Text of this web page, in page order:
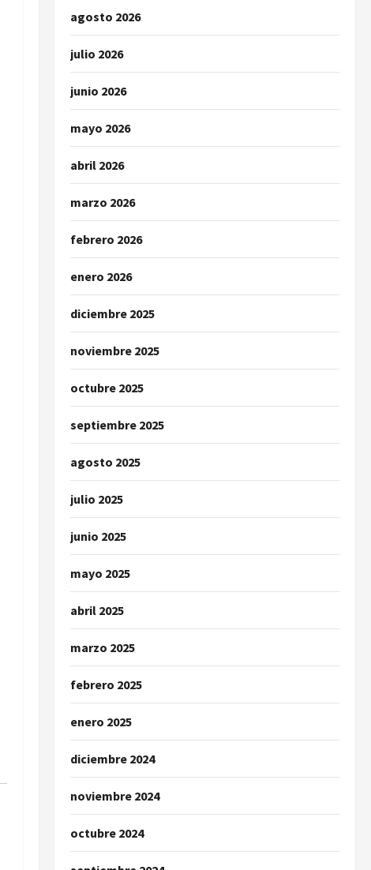
agosto 2026
julio 2026
junio 2026
mayo 2026
abril 2026
marzo 2026
febrero 2026
enero 2026
diciembre 2025
noviembre 2025
octubre 2025
septiembre 2025
agosto 2025
julio 2025
junio 2025
mayo 2025
abril 2025
marzo 2025
febrero 2025
enero 2025
diciembre 2024
noviembre 2024
octubre 2024